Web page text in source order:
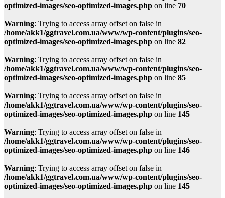
optimized-images/seo-optimized-images.php on line 70
Warning: Trying to access array offset on false in
/home/akk1/ggtravel.com.ua/www/wp-content/plugins/seo-
optimized-images/seo-optimized-images.php on line 82
Warning: Trying to access array offset on false in
/home/akk1/ggtravel.com.ua/www/wp-content/plugins/seo-
optimized-images/seo-optimized-images.php on line 85
Warning: Trying to access array offset on false in
/home/akk1/ggtravel.com.ua/www/wp-content/plugins/seo-
optimized-images/seo-optimized-images.php on line 145
Warning: Trying to access array offset on false in
/home/akk1/ggtravel.com.ua/www/wp-content/plugins/seo-
optimized-images/seo-optimized-images.php on line 146
Warning: Trying to access array offset on false in
/home/akk1/ggtravel.com.ua/www/wp-content/plugins/seo-
optimized-images/seo-optimized-images.php on line 145